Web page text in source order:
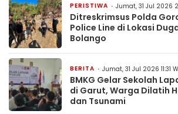
PERISTIWA Jumat, 31 Jul 2026
Ditreskrimsus Polda
Police Line di Lokasi
Bolango
BERITA Jumat, 31 Jul 2026 11:31
BMKG Gelar Sekolah
di Garut, Warga Dilatih
dan Tsunami